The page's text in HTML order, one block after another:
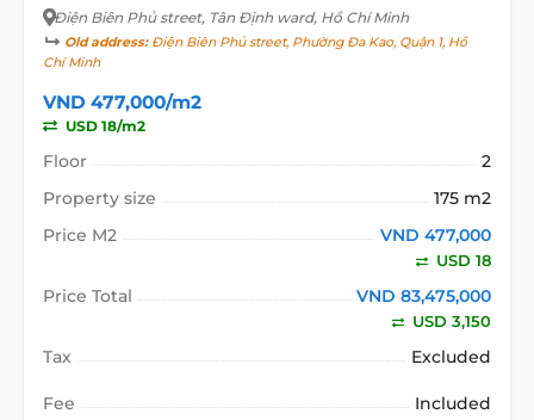
Điện Biên Phủ street, Tân Định ward, Hồ Chí Minh
Old address:Điện Biên Phủ street, Phường Đa Kao, Quận 1, Hồ
Chí Minh
VND 477,000/m2
USD 18/m2
Floor
2
Property size
175 m2
Price M2
VND 477,000
USD 18
Price Total VND 83,475,000
USD 3,150
Tax Excluded
Fee Included